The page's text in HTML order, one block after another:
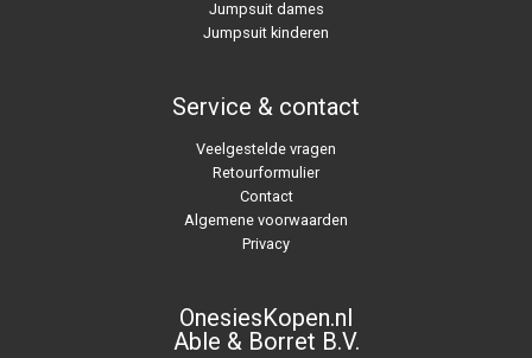
Jumpsuit dames
Jumpsuit kinderen
Service & contact
Veelgestelde vragen
Retourformulier
Contact
Algemene voorwaarden
Privacy
OnesiesKopen.nl
Able & Borret B.V.